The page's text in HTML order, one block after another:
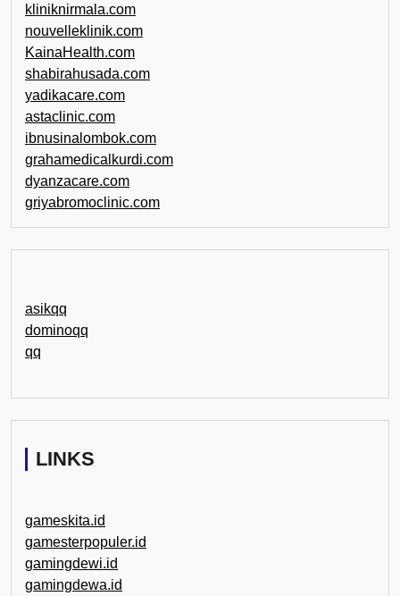
kliniknirmala.com
nouvelleklinik.com
KainaHealth.com
shabirahusada.com
yadikacare.com
astaclinic.com
ibnusinalombok.com
grahamedicalkurdi.com
dyanzacare.com
griyabromoclinic.com
asikqq
dominoqq
qq
LINKS
gameskita.id
gamesterpopuler.id
gamingdewi.id
gamingdewa.id